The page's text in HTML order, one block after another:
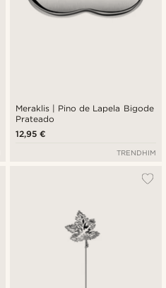
Meraklis | Pino de Lapela Bigode
Prateado
12,95 €
TRENDHIM